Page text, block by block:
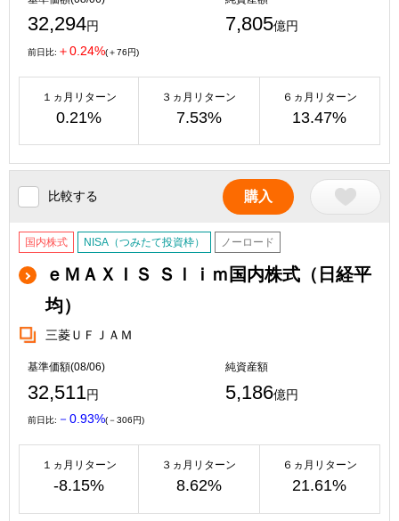
32,294円 7,805億円
前日比: ＋0.24%(＋76円)
１ヵ月リターン
0.21%
３ヵ月リターン
7.53%
６ヵ月リターン
13.47%
比較する 購入
国内株式 NISA（つみたて投資枠） ノーロード
ｅＭＡＸＩＳ Ｓｌｉｍ国内株式（日経平
均）
三菱ＵＦＪＡＭ
基準価額(08/06)
32,511円
純資産額
5,186億円
前日比: －0.93%(－306円)
１ヵ月リターン
-8.15%
３ヵ月リターン
8.62%
６ヵ月リターン
21.61%